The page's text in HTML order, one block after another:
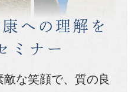
への理解を
ミナー
な笑顔で、質の良